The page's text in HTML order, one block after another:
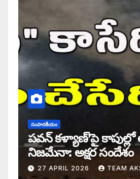
సంపాదకీయం
పవన్ కళ్యాణ్’పై కాపుల్లో
నిజమేనా: అక్షర సందేశం
27 APRIL 2026 TEAM